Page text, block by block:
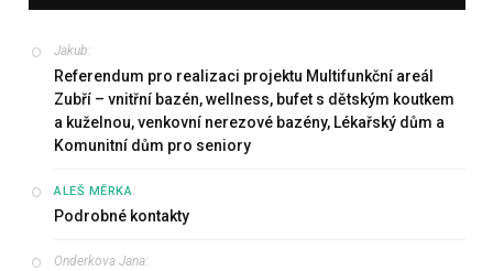
Jakub:
Referendum pro realizaci projektu Multifunkční areál
Zubří – vnitřní bazén, wellness, bufet s dětským koutkem
a kuželnou, venkovní nerezové bazény, Lékařský dům a
Komunitní dům pro seniory
ALEŠ MĚRKA:
Podrobné kontakty
Onderkova Jana: